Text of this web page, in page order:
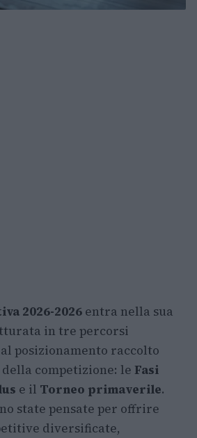
2026-2026 entra nella sua
in tre percorsi
posizionamento raccolto
competizione: le Fasi
e il Torneo primaverile.
state pensate per offrire
diversificate,